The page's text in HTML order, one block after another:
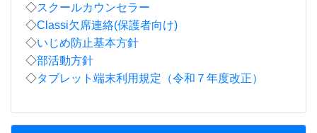
◇スクールカウンセラー
◇Classi欠席連絡(保護者向け)
◇いじめ防止基本方針
◇部活動方針
◇タブレット端末利用規定（令和７年度改正）